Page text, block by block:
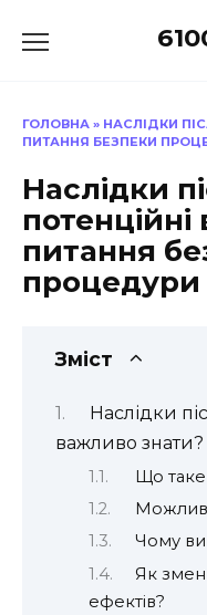
до
ГОЛОВНА » НАСЛІДКИ
ПИТАННЯ БЕЗПЕКИ
Наслідки
питання
процедури
Зміст
Наслідки
важливо знати?
Що
Чому
Як
ефектів?